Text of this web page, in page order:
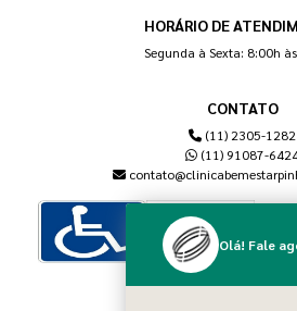
HORÁRIO DE
Segunda à Sexta: 8:00h
CONTATO
(11) 2305-1282
(11) 91087-
Olá! Fale